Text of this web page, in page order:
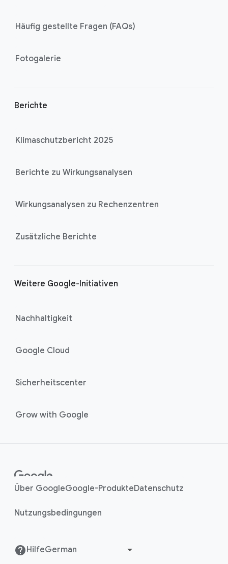
Häufig gestellte Fragen (FAQs)
Fotogalerie
Berichte
Klimaschutzbericht 2025
Berichte zu Wirkungsanalysen
Wirkungsanalysen zu Rechenzentren
Zusätzliche Berichte
Weitere Google-Initiativen
Nachhaltigkeit
Google Cloud
Sicherheitscenter
Grow with Google
Über GoogleGoogle-ProdukteDatenschutz
Nutzungsbedingungen
Hilfe